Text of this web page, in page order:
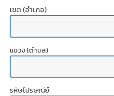
เขต (อำเภอ)
แขวง (ตำบล)
รหัษไปรษณีย์